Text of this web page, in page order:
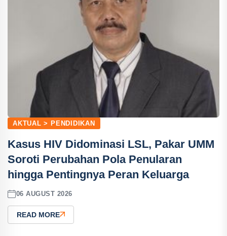
AKTUAL > PENDIDIKAN
Kasus HIV Didominasi LSL, Pakar UMM
Soroti Perubahan Pola Penularan
hingga Pentingnya Peran Keluarga
06 AUGUST 2026
READ MORE